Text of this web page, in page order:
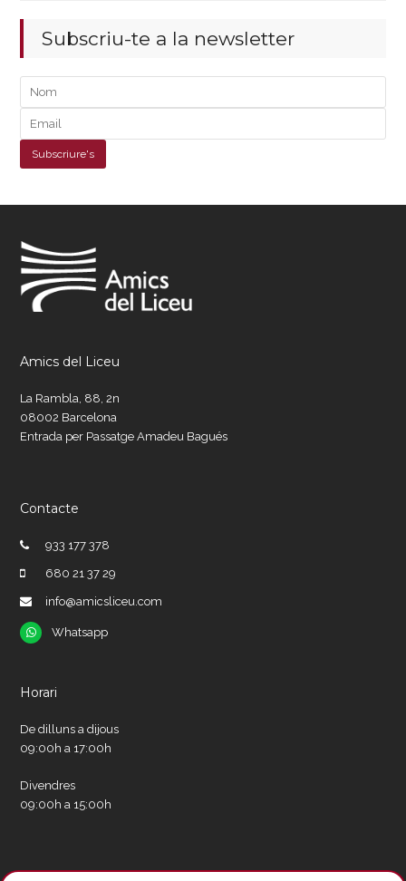
Subscriu-te a la newsletter
Amics del Liceu
La Rambla, 88, 2n
08002 Barcelona
Entrada per Passatge Amadeu Bagués
Contacte
933 177 378
680 21 37 29
info@amicsliceu.com
Whatsapp
Whatsapp
Horari
De dilluns a dijous
09:00h a 17:00h
Divendres
09:00h a 15:00h
Xarxes socials